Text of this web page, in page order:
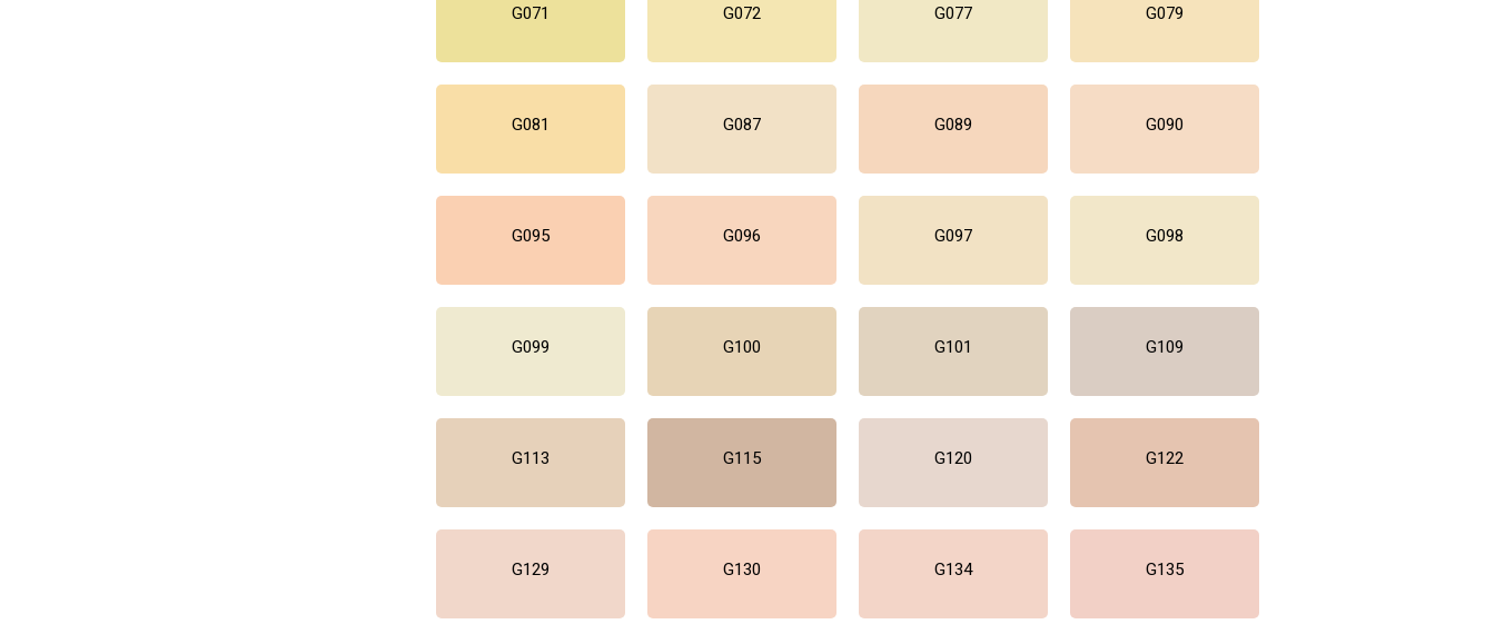
G071 G072 G077 G079
G081 G087 G089 G090
G095 G096 G097 G098
G099 G100 G101 G109
G113 G115 G120 G122
G129 G130 G134 G135